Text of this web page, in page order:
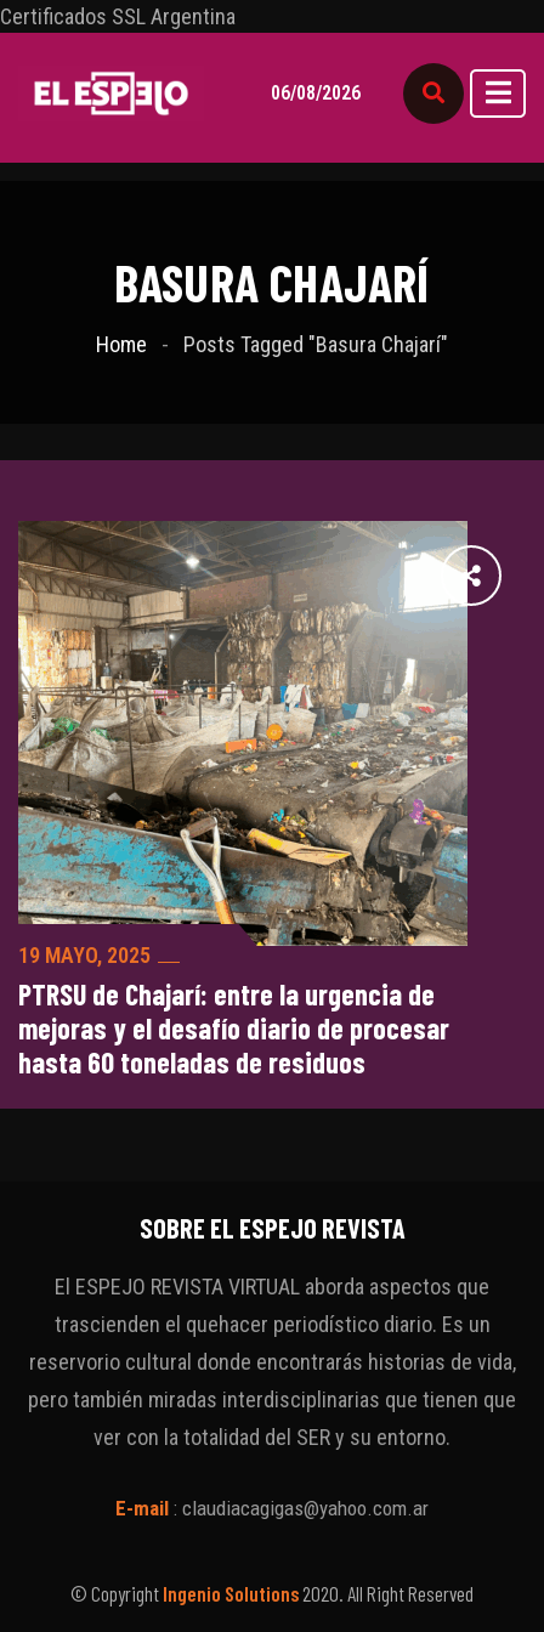
Certificados SSL Argentina
06/08/2026
BASURA CHAJARÍ
Home Posts Tagged "Basura Chajarí"
19 MAYO, 2025
PTRSU de Chajarí: entre la urgencia de
mejoras y el desafío diario de procesar
hasta 60 toneladas de residuos
SOBRE EL ESPEJO REVISTA
El ESPEJO REVISTA VIRTUAL aborda aspectos que
trascienden el quehacer periodístico diario. Es un
reservorio cultural donde encontrarás historias de vida,
pero también miradas interdisciplinarias que tienen que
ver con la totalidad del SER y su entorno.
E-mail : claudiacagigas@yahoo.com.ar
© Copyright Ingenio Solutions 2020. All Right Reserved